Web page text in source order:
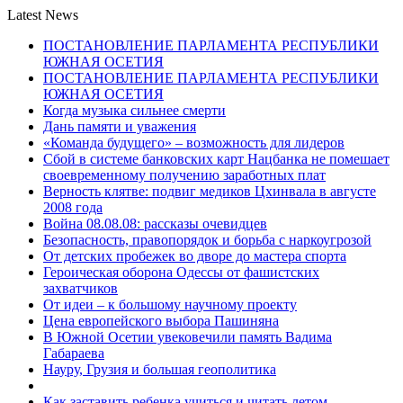
Latest News
ПОСТАНОВЛЕНИЕ ПАРЛАМЕНТА РЕСПУБЛИКИ
ЮЖНАЯ ОСЕТИЯ
ПОСТАНОВЛЕНИЕ ПАРЛАМЕНТА РЕСПУБЛИКИ
ЮЖНАЯ ОСЕТИЯ
Когда музыка сильнее смерти
Дань памяти и уважения
«Команда будущего» – возможность для лидеров
Сбой в системе банковских карт Нацбанка не помешает
своевременному получению заработных плат
Верность клятве: подвиг медиков Цхинвала в августе
2008 года
Война 08.08.08: рассказы очевидцев
Безопасность, правопорядок и борьба с наркоугрозой
От детских пробежек во дворе до мастера спорта
Героическая оборона Одессы от фашистских
захватчиков
От идеи – к большому научному проекту
Цена европейского выбора Пашиняна
В Южной Осетии увековечили память Вадима
Габараева
Науру, Грузия и большая геополитика